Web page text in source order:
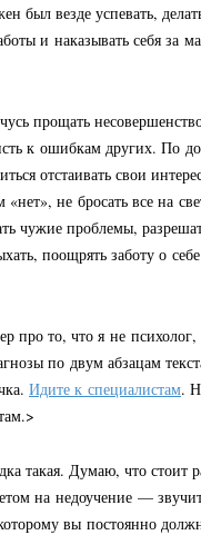
был везде успевать,
и наказывать себя за
прощать
к ошибкам других. По
отстаивать свои
«нет», не бросать все на
чужие проблемы,
поощрять заботу о
про то, что я не
по двум абзацам
Идите к специалистам.
такая. Думаю, что стоит
на недоучение —
вы постоянно